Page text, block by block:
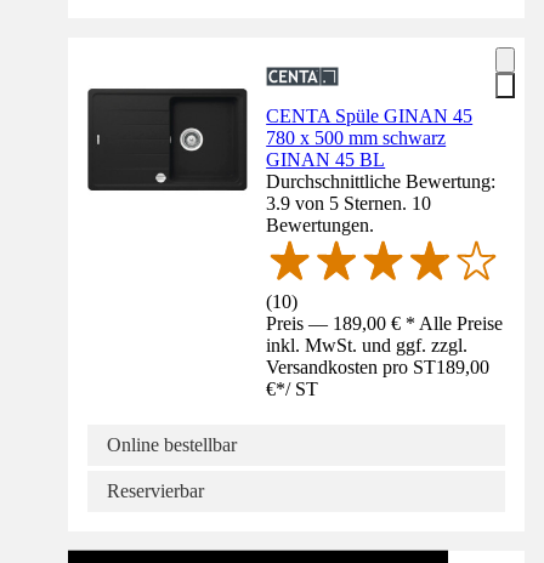
CENTA Spüle GINAN 45
780 x 500 mm schwarz
GINAN 45 BL
Durchschnittliche Bewertung:
3.9 von 5 Sternen. 10
Bewertungen.
(10)
Preis — 189,00 € * Alle Preise
inkl. MwSt. und ggf. zzgl.
Versandkosten pro ST189,00
€*/ ST
Online bestellbar
Reservierbar